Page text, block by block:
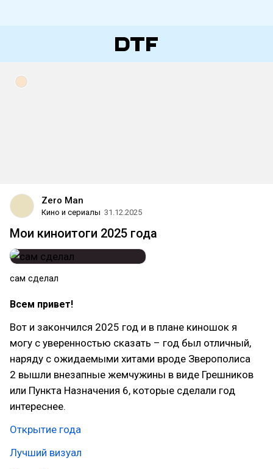
Zero Man
Кино и сериалы 31.12.2025
Мои киноитоги 2025 года
сам сделал
Всем привет!
Вот и закончился 2025 год и в плане киношок я
могу с уверенностью сказать – год был отличный,
наряду с ожидаемыми хитами вроде Зверополиса
2 вышли внезапные жемчужины в виде Грешников
или Пункта Назначения 6, которые сделали год
интереснее.
Открытие года
Лучший визуал